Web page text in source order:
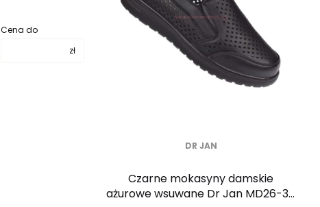
Cena do
zł
DR JAN
Czarne mokasyny damskie
ażurowe wsuwane Dr Jan MD26-35